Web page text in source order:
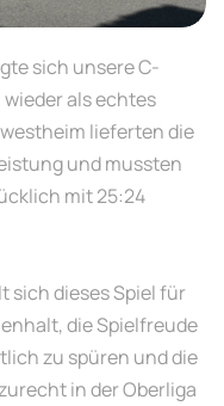
sich unsere C-
als echtes
lieferten die
und mussten
mit 25:24
sich dieses Spiel für
die Spielfreude
zu spüren und die
in der Oberliga